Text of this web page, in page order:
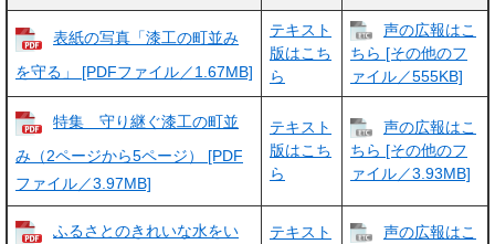
表紙の写真「漆工の町並み
を守る」 [PDFファイル／1.67MB]
テキスト
版はこち
ら
声の広報はこ
ちら [その他のフ
ァイル／555KB]
特集 守り継ぐ漆工の町並
み（2ページから5ページ） [PDF
ファイル／3.97MB]
テキスト
版はこち
ら
声の広報はこ
ちら [その他のフ
ァイル／3.93MB]
ふるさとのきれいな水をい
テキスト
声の広報はこ